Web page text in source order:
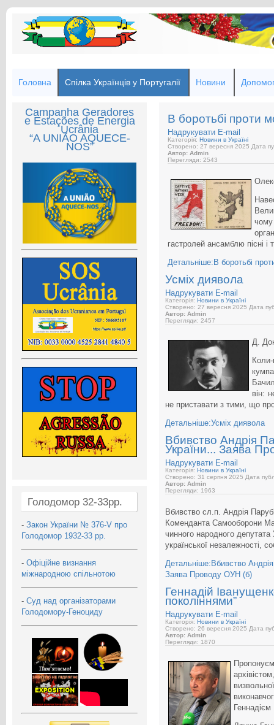
Головна Спілка Українців у Португалії Новини
Campanha Geradores
e Estações de Energia
Ucrânia
“A UNIÃO AQUECE-
NOS”
Голодомор 32-33рр.
- Закон України № 376-V про
Голодомор 1932-33 рр.
- Офіційне визнання
міжнародною спільнотою
- Суд над організаторами
Голодомору-Геноциду
В боротьбі проти
Надрукувати E-mail
Категорія:Новини в Україні
Створено: 27 вересня 2025 Дата
Автор: Admin
Перегляди: 2543
чому
гастролей ансамблю пісні і
Детальніше:В боротьбі
Усміх диявола
Надрукувати E-mail
Категорія: Новини в Україні
Створено: 27 вересня 2025 Дата
Автор: Admin
Перегляди: 2457
Д.
він:
не приставати з тими, що
Детальніше:Усміх диявола
Вбивство Андрія
України... Заява
Надрукувати E-mail
Категорія: Новини в Україні
Створено: 31 серпня 2025 Дата
Автор: Admin
Перегляди: 1963
Вбивство сл.п. Андрія
Коменданта Самооборони
чинного народного депутата
української незалежності,
Детальніше:Вбивство
Заява Проводу ОУН (б)
Геннадій
поколіннями”
Надрукувати E-mail
Категорія: Новини в Україні
Створено: 26 вересня 2025 Дата
Автор: Admin
Перегляди: 1870